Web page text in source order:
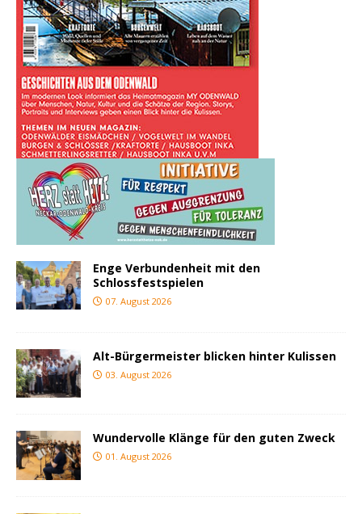
Enge Verbundenheit mit den
Schlossfestspielen
07. August 2026
Alt-Bürgermeister blicken hinter Kulissen
03. August 2026
Wundervolle Klänge für den guten Zweck
01. August 2026